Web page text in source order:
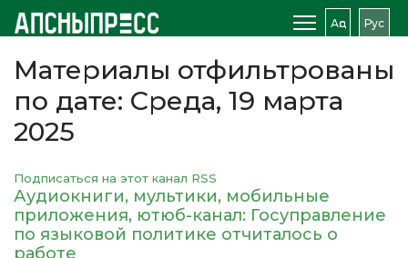
Аԥс Рус
Материалы отфильтрованы
по дате: Среда, 19 марта
2025
Подписаться на этот канал RSS
Аудиокниги, мультики, мобильные
приложения, ютюб-канал: Госуправление
по языковой политике отчиталось о
работе